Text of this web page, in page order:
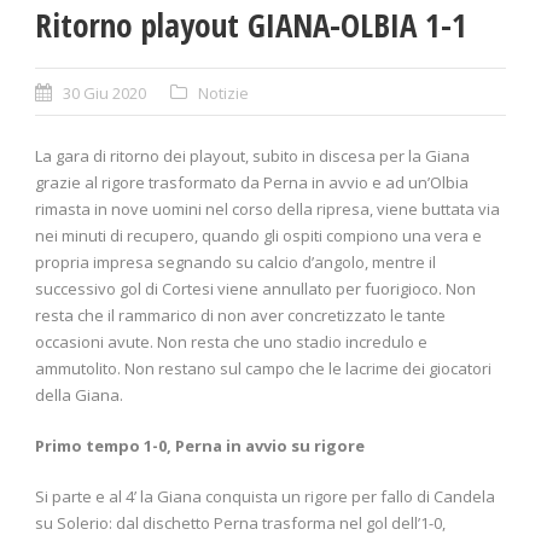
Ritorno playout GIANA-OLBIA 1-1
30 Giu 2020 Notizie
La gara di ritorno dei playout, subito in discesa per la Giana
grazie al rigore trasformato da Perna in avvio e ad un’Olbia
rimasta in nove uomini nel corso della ripresa, viene buttata via
nei minuti di recupero, quando gli ospiti compiono una vera e
propria impresa segnando su calcio d’angolo, mentre il
successivo gol di Cortesi viene annullato per fuorigioco. Non
resta che il rammarico di non aver concretizzato le tante
occasioni avute. Non resta che uno stadio incredulo e
ammutolito. Non restano sul campo che le lacrime dei giocatori
della Giana.
Primo tempo 1-0, Perna in avvio su rigore
Si parte e al 4’ la Giana conquista un rigore per fallo di Candela
su Solerio: dal dischetto Perna trasforma nel gol dell’1-0,